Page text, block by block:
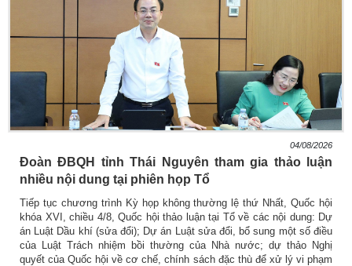
04/08/2026
Đoàn ĐBQH tỉnh Thái Nguyên tham gia thảo luận
nhiều nội dung tại phiên họp Tổ
Tiếp tục chương trình Kỳ họp không thường lệ thứ Nhất, Quốc hội
khóa XVI, chiều 4/8, Quốc hội thảo luận tại Tổ về các nội dung: Dự
án Luật Dầu khí (sửa đổi); Dự án Luật sửa đổi, bổ sung một số điều
của Luật Trách nhiệm bồi thường của Nhà nước; dự thảo Nghị
quyết của Quốc hội về cơ chế, chính sách đặc thù để xử lý vi phạm